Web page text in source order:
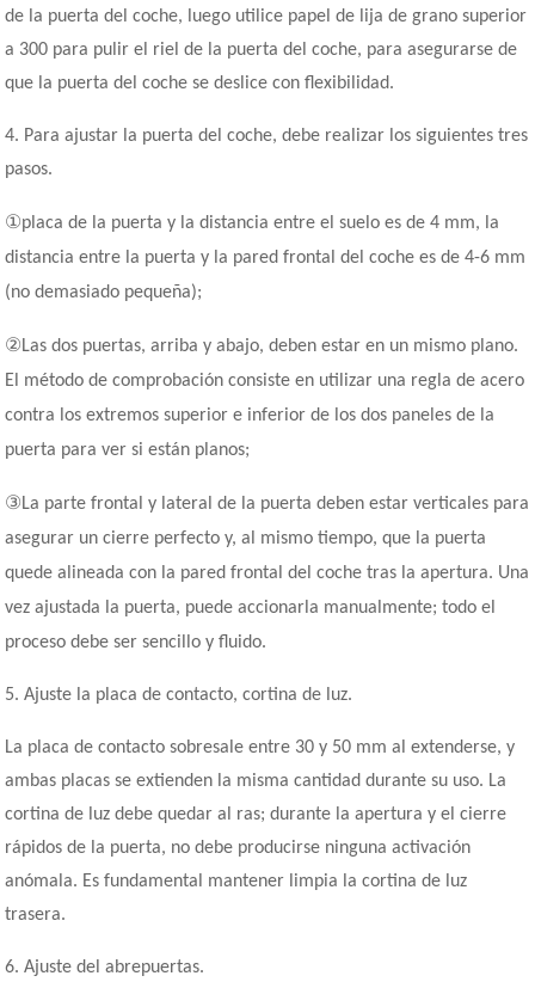
de la puerta del coche, luego utilice papel de lija de grano superior
a 300 para pulir el riel de la puerta del coche, para asegurarse de
que la puerta del coche se deslice con flexibilidad.
4. Para ajustar la puerta del coche, debe realizar los siguientes tres
pasos.
①placa de la puerta y la distancia entre el suelo es de 4 mm, la
distancia entre la puerta y la pared frontal del coche es de 4-6 mm
(no demasiado pequeña);
②Las dos puertas, arriba y abajo, deben estar en un mismo plano.
El método de comprobación consiste en utilizar una regla de acero
contra los extremos superior e inferior de los dos paneles de la
puerta para ver si están planos;
③La parte frontal y lateral de la puerta deben estar verticales para
asegurar un cierre perfecto y, al mismo tiempo, que la puerta
quede alineada con la pared frontal del coche tras la apertura. Una
vez ajustada la puerta, puede accionarla manualmente; todo el
proceso debe ser sencillo y fluido.
5. Ajuste la placa de contacto, cortina de luz.
La placa de contacto sobresale entre 30 y 50 mm al extenderse, y
ambas placas se extienden la misma cantidad durante su uso. La
cortina de luz debe quedar al ras; durante la apertura y el cierre
rápidos de la puerta, no debe producirse ninguna activación
anómala. Es fundamental mantener limpia la cortina de luz
trasera.
6. Ajuste del abrepuertas.